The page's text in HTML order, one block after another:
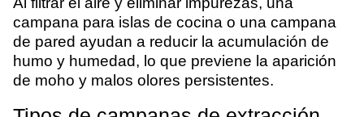
campana para islas de cocina o una campana
de pared ayudan a reducir la acumulación de
humo y humedad, lo que previene la aparición
de moho y malos olores persistentes.